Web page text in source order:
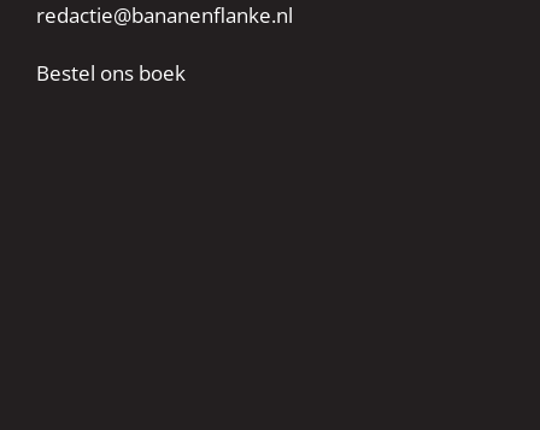
redactie@bananenflanke.nl
Bestel ons boek